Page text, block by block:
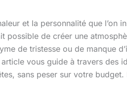
et la personnalité que l’on
possible de créer une
de tristesse ou de manque
vous guide à travers des
sans peser sur votre